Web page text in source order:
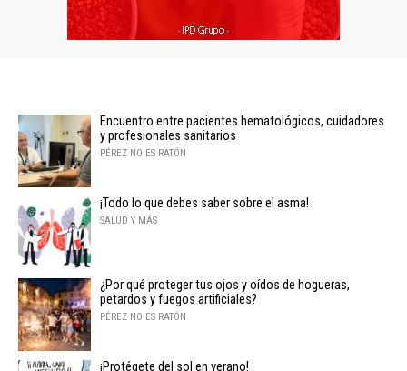
Encuentro entre pacientes hematológicos, cuidadores
y profesionales sanitarios
PÉREZ NO ES RATÓN
¡Todo lo que debes saber sobre el asma!
SALUD Y MÁS
¿Por qué proteger tus ojos y oídos de hogueras,
petardos y fuegos artificiales?
PÉREZ NO ES RATÓN
¡Protégete del sol en verano!